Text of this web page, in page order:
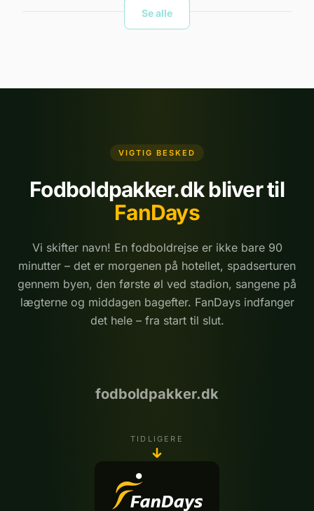
Se alle
VIGTIG BESKED
Fodboldpakker.dk bliver til
FanDays
Vi skifter navn! En fodboldrejse er ikke bare 90
minutter – det er morgenen på hotellet, spadserturen
gennem byen, den første øl ved stadion, sangene på
lægterne og middagen bagefter. FanDays indfanger
det hele – fra start til slut.
fodboldpakker.dk
TIDLIGERE